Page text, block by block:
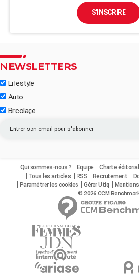
S'INSCRIRE
NEWSLETTERS
Lifestyle
Auto
Bricolage
Qui sommes-nous ? Equipe Charte
Tous les articles
RSS Recrutement
Paramétrer les cookies
Gérer Utiq
© 2026 CCM Benchmark